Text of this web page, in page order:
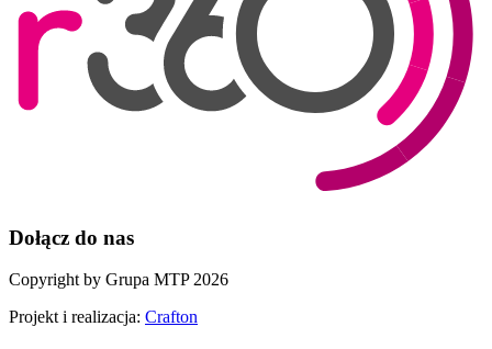
Dołącz do nas
Copyright by Grupa MTP 2026
Projekt i realizacja: Crafton